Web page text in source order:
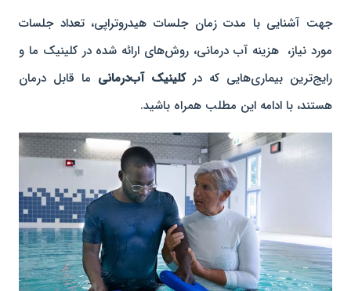
جهت آشنایی با مدت زمان جلسات هیدروتراپی، تعداد جلسات
مورد نیاز، هزینه آب درمانی، روش‌های ارائه شده در کلینیک ما و
رایج‌ترین بیماری‌هایی که درکلینیک آب‌درمانی ما قابل درمان
هستند، با ادامه این مطلب همراه باشید.